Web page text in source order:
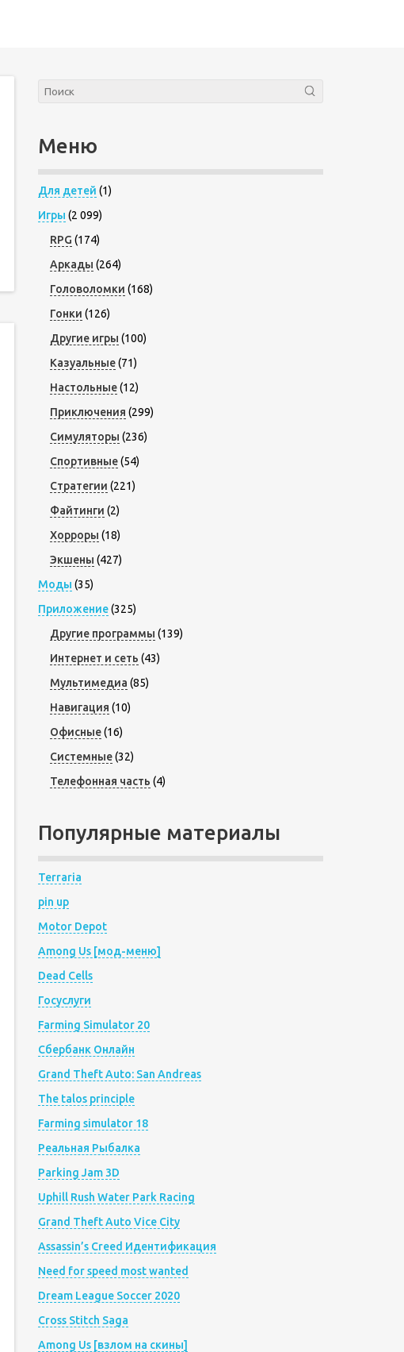
Меню
Для детей (1)
Игры (2 099)
RPG (174)
Аркады (264)
Головоломки (168)
Гонки (126)
Другие игры (100)
Казуальные(71)
Настольные(12)
Приключения (299)
Симуляторы (236)
Спортивные(54)
Стратегии (221)
Файтинги (2)
Хорроры (18)
Экшены (427)
Моды (35)
Приложение(325)
Другие программы (139)
Интернет и сеть (43)
Мультимедиа (85)
Навигация (10)
Офисные(16)
Системные(32)
Телефонная часть (4)
Популярные материалы
Terraria
pin up
Motor Depot
Among Us [мод-меню]
Dead Cells
Госуслуги
Farming Simulator 20
Сбербанк Онлайн
Grand Theft Auto: San Andreas
The talos principle
Farming simulator 18
Реальная Рыбалка
Parking Jam 3D
Uphill Rush Water Park Racing
Grand Theft Auto Vice City
Assassin’s Creed Идентификация
Need for speed most wanted
Dream League Soccer 2020
Cross Stitch Saga
Among Us [взлом на скины]